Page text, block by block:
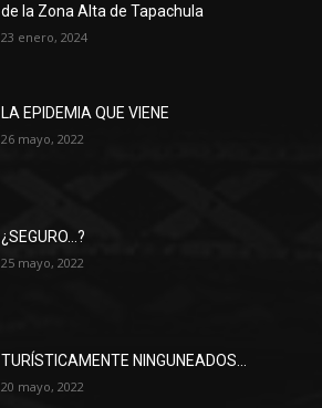
de la Zona Alta de Tapachula
23 enero, 2024
LA EPIDEMIA QUE VIENE
26 mayo, 2022
¿SEGURO…?
25 mayo, 2022
TURÍSTICAMENTE NINGUNEADOS…
20 mayo, 2022